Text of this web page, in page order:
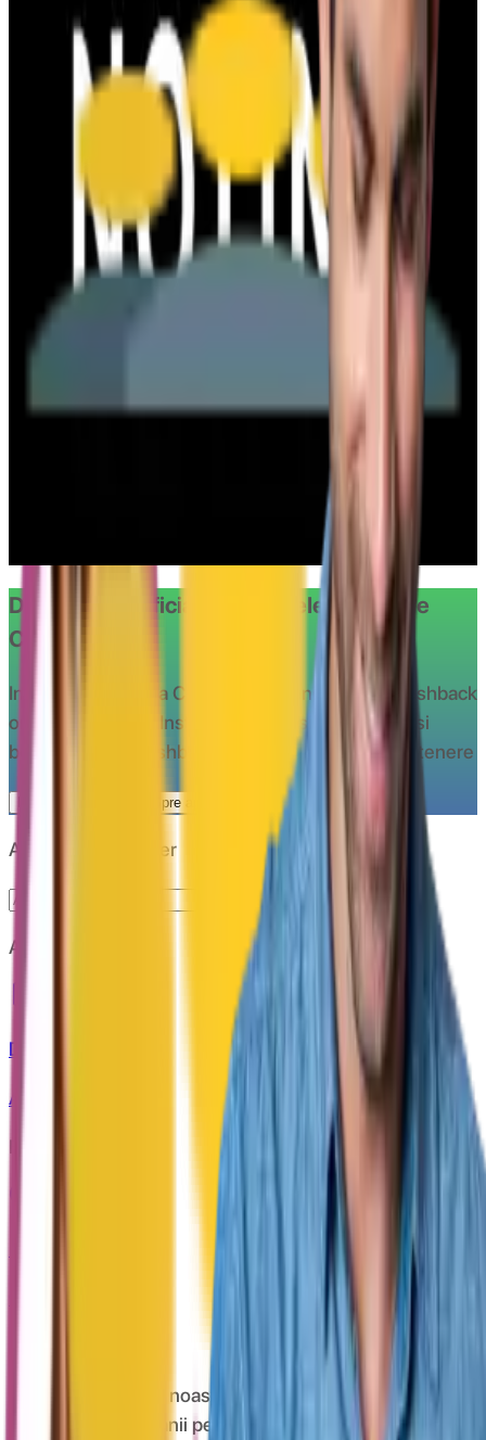
95x folosit
afiseaza codul
BAUTO5
Cod reducere 10% Carturesti - CARTE ROMANEASCA
afiseaza codul
CLUB10
COD REDUCERE MANUKASHOP 5%
130x folosit
afiseaza codul
COD REDUCERE TENQ.RO - 5%
afiseaza codulHCLUB5
Doriti sa beneficiati de ofertele oferite de
CashClub?
Instaleaza aplicatia CashClub si beneciaza de cashback
oricand si oriunde Instaleaza extensia CashClub si
beneficiaza de cashback la toate magazinele partenere
Spre aplicatie
Abonare newsletter
Abonare
Aplicație de mobil
Descarcă
Aplicația de mobil
Extensie Chrome
Descarcă extensia noastră pentru browser și CashClub
îți dă o parte din banii pe care îi cheltuiești online